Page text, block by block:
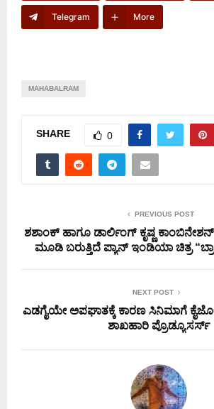
Telegram More
MAHABALRAM
SHARE 0
PREVIOUS POST
ಶಶಾಂಕ್ ಹಾಗೂ ಡಾರ್ಲಿಂಗ್ ಕೃಷ್ಣ
ಮೂಡಿ ಬರುತ್ತಿದೆ ಪ್ಯಾನ್ ಇಂಡಿಯಾ ಚಿತ್ರ
NEXT POST
ಎಡಗೈಯೇ ಅಪಘಾತಕ್ಕೆ ಕಾರಣ ಸಿನಿಮಾಗೆ
ಶಾಖಹಾರಿ ಪ್ರೊಡ್ಯೂಸರ್ಸ್